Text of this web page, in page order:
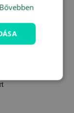
a Belvedere
Bővebben